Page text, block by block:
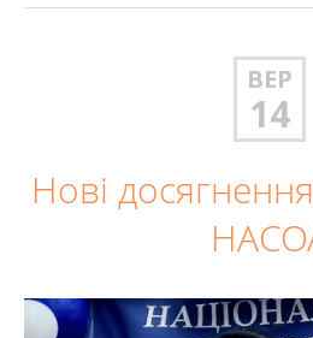
ВЕР
14
Нові